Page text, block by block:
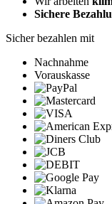
Sichere
Sicher bezahlen mit
Nachnahme
Vorauskasse